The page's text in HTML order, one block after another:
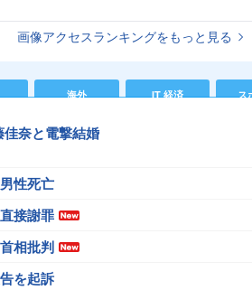
画像アクセスランキングをもっと見る
海外 IT 経済 ス
奈と電撃結婚
性死亡
接謝罪
相批判
を起訴